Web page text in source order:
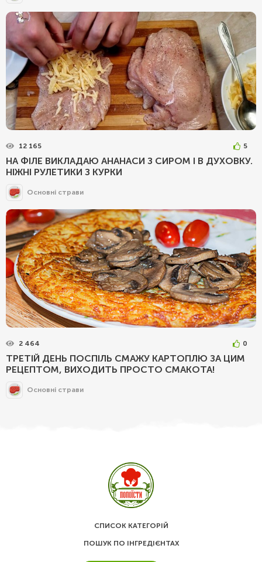
12 165 5
НА ФІЛЕ ВИКЛАДАЮ АНАНАСИ З СИРОМ І В ДУХОВКУ.
НІЖНІ РУЛЕТИКИ З КУРКИ
Основні страви
2 464 0
ТРЕТІЙ ДЕНЬ ПОСПІЛЬ СМАЖУ КАРТОПЛЮ ЗА ЦИМ
РЕЦЕПТОМ, ВИХОДИТЬ ПРОСТО СМАКОТА!
Основні страви
СПИСОК КАТЕГОРІЙ
ПОШУК ПО ІНГРЕДІЄНТАХ